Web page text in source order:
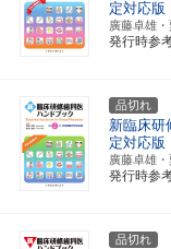
定対応版
廣藤卓雄
発行時参
品切れ
新臨床研
定対応版
廣藤卓雄
発行時参
品切れ